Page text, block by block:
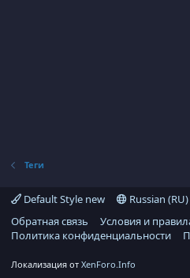
Теги
Default Style new
Russian (RU)
Обратная связь
Условия и
Политика конфиденциальности
Локализация от XenForo.Info